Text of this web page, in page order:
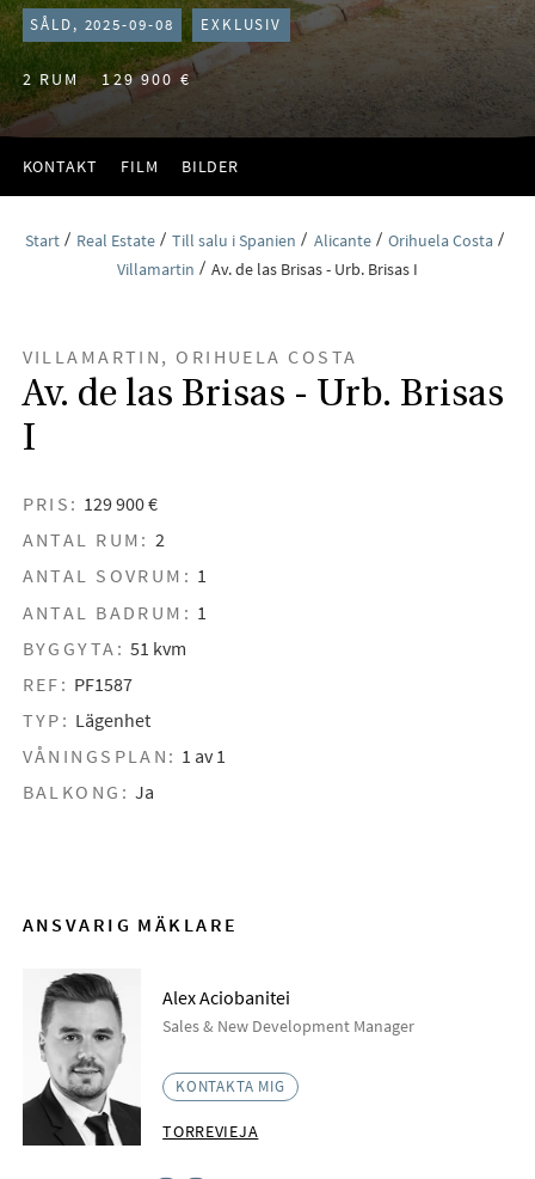
SÅLD, 2025-09-08 EXKLUSIV
2 RUM 129 900 €
KONTAKT FILM BILDER
Start Real Estate Till salu i Spanien Alicante
Orihuela Costa
Villamartin
Av. de las Brisas - Urb. Brisas I
VILLAMARTIN, ORIHUELA COSTA
Av. de las Brisas - Urb. Brisas
I
PRIS: 129 900 €
ANTAL RUM: 2
ANTAL SOVRUM: 1
ANTAL BADRUM: 1
BYGGYTA: 51 kvm
REF: PF1587
TYP: Lägenhet
VÅNINGSPLAN: 1 av 1
BALKONG: Ja
ANSVARIG MÄKLARE
Alex Aciobanitei
Sales & New Development Manager
KONTAKTA MIG
TORREVIEJA